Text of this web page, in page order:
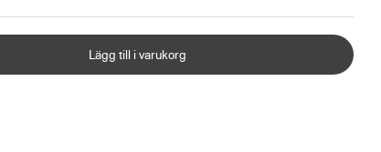
Lägg till i varukorg